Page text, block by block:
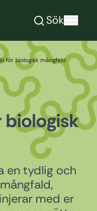
Sök
för biologisk mångfald
biologisk
en tydlig och
med er